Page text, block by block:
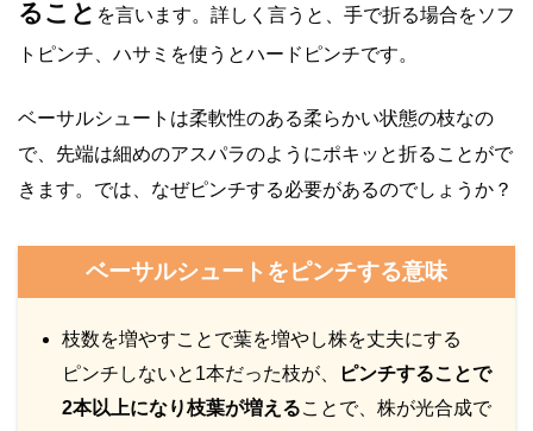
ること を言います。詳しく言うと、手で折る場合をソフ
トピンチ、ハサミを使うとハードピンチです。
ベーサルシュートは柔軟性のある柔らかい状態の枝なの
で、先端は細めのアスパラのようにポキッと折ることがで
きます。では、なぜピンチする必要があるのでしょうか？
ベーサルシュートをピンチする意味
枝数を増やすことで葉を増やし株を丈夫にする
ピンチしないと1本だった枝が、
ピンチすることで
2本以上になり枝葉が増えることで、株が光合成で